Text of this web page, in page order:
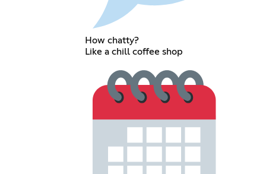
How chatty?
Like a chill coffee shop